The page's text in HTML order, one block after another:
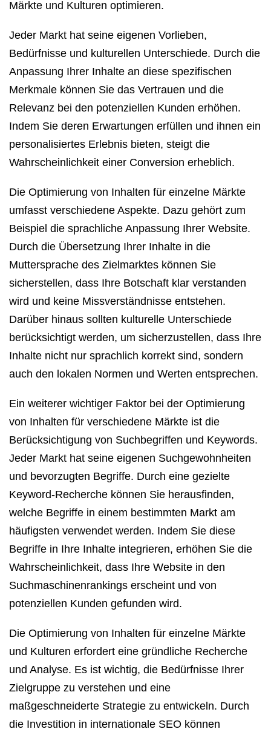
Märkte und Kulturen optimieren.
Jeder Markt hat seine eigenen Vorlieben,
Bedürfnisse und kulturellen Unterschiede. Durch die
Anpassung Ihrer Inhalte an diese spezifischen
Merkmale können Sie das Vertrauen und die
Relevanz bei den potenziellen Kunden erhöhen.
Indem Sie deren Erwartungen erfüllen und ihnen ein
personalisiertes Erlebnis bieten, steigt die
Wahrscheinlichkeit einer Conversion erheblich.
Die Optimierung von Inhalten für einzelne Märkte
umfasst verschiedene Aspekte. Dazu gehört zum
Beispiel die sprachliche Anpassung Ihrer Website.
Durch die Übersetzung Ihrer Inhalte in die
Muttersprache des Zielmarktes können Sie
sicherstellen, dass Ihre Botschaft klar verstanden
wird und keine Missverständnisse entstehen.
Darüber hinaus sollten kulturelle Unterschiede
berücksichtigt werden, um sicherzustellen, dass Ihre
Inhalte nicht nur sprachlich korrekt sind, sondern
auch den lokalen Normen und Werten entsprechen.
Ein weiterer wichtiger Faktor bei der Optimierung
von Inhalten für verschiedene Märkte ist die
Berücksichtigung von Suchbegriffen und Keywords.
Jeder Markt hat seine eigenen Suchgewohnheiten
und bevorzugten Begriffe. Durch eine gezielte
Keyword-Recherche können Sie herausfinden,
welche Begriffe in einem bestimmten Markt am
häufigsten verwendet werden. Indem Sie diese
Begriffe in Ihre Inhalte integrieren, erhöhen Sie die
Wahrscheinlichkeit, dass Ihre Website in den
Suchmaschinenrankings erscheint und von
potenziellen Kunden gefunden wird.
Die Optimierung von Inhalten für einzelne Märkte
und Kulturen erfordert eine gründliche Recherche
und Analyse. Es ist wichtig, die Bedürfnisse Ihrer
Zielgruppe zu verstehen und eine
maßgeschneiderte Strategie zu entwickeln. Durch
die Investition in internationale SEO können